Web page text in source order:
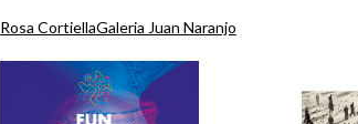
Rosa CortiellaGaleria Juan Naranjo